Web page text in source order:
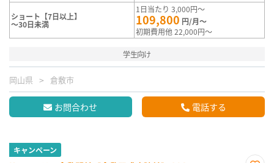
ショート【7日以上】
～30日未満
1日当たり 3,000円～
109,800 円/月～
初期費用他 22,000円～
学生向け
岡山県 倉敷市
お問合わせ 電話する
キャンペーン